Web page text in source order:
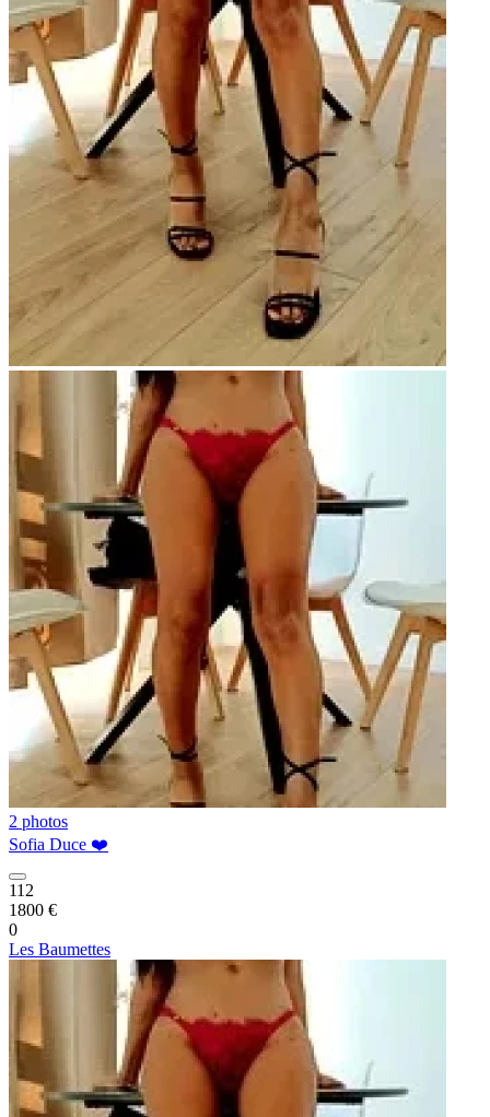
2 photos
Sofia Duce ❤️
112
1800 €
0
Les Baumettes